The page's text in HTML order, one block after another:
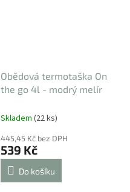
Obědová termotaška On
the go 4l - modrý melír
Skladem (22 ks)
445,45 Kč bez DPH
539 Kč
Do košíku